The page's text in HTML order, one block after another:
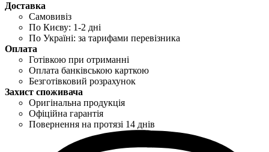
Доставка
Самовивіз
По Києву: 1-2 дні
По Україні: за тарифами перевізника
Оплата
Готівкою при отриманні
Оплата банківською карткою
Безготівковий розрахунок
Захист споживача
Оригінальна продукція
Офіційна гарантія
Повернення на протязі 14 днів